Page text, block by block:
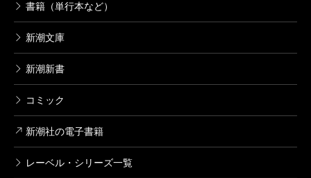
書籍（単行本など）
新潮文庫
新潮新書
コミック
新潮社の電子書籍
レーベル・シリーズ一覧